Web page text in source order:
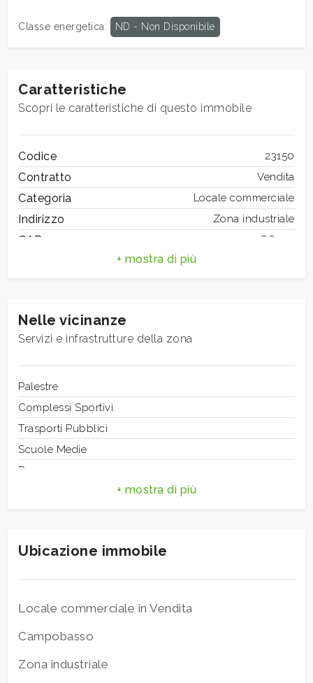
Classe energetica: ND - Non Disponibile
Caratteristiche
Scopri le caratteristiche di questo immobile
Codice 23150
Contratto Vendita
Categoria Locale commerciale
Indirizzo Zona industriale
CAP 86100
Locali
Stato conservazione
Riscaldamento
Posizione
Attività consentite
Nelle vicinanze
Servizi e infrastrutture della zona
Palestre
Complessi Sportivi
Trasporti Pubblici
Scuole Medie
Bar
Ubicazione immobile
Locale commerciale in Vendita
Campobasso
Zona industriale
Locali
minimi
4
5
Bagni
Qualsiasi
1